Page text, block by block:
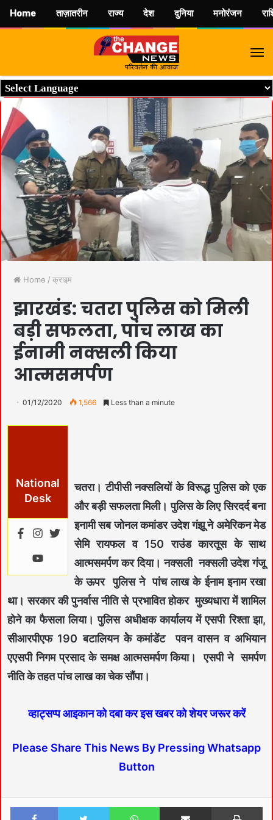
Home / क्राइम
झारखंड: चतरा पुलिस को मिली
बड़ी सफलता, पांच लाख का
ईनामी नक्सली किया
आत्मसमर्पण
01/12/2020 1,566 Less than a minute
National
Desk
चतरा। टीपीसी नक्सलियों के विरूद्ध पुलिस को एक
और बड़ी सफलता मिली। पुलिस के लिए सिरदर्द बना
इनामी सब जोनल कमांडर उदेश गंझू ने अमेरिकन मेड
सेमि रायफल व 150 राउंड कारतूस के साथ
आत्मसमर्पण कर दिया। नक्सली नक्सली उदेश गंजू
के ऊपर पुलिस ने पांच लाख के ईनाम इनाम रखा
था। सरकार की पुनर्वास नीति से प्रभावित होकर मुख्यधारा में शामिल
होने का फैसला लिया। पुलिस अधीक्षक कार्यालय में एसपी रिश्ता झा,
सीआरपीएफ 190 बटालियन केेेे कमांडेंट पवन वासन व अभियान
एएसपी निगम प्रसाद के समक्ष आत्मसमर्पण किया। एसपी ने समर्पण
नीति के तहत पांच लाख का चेक सौंपा।
व्हाट्सप्प आइकान को दबा कर इस खबर को शेयर जरूर करें
Please Share This News By Pressing Whatsapp
Button
Home ताज़ातरीन राज्य देश दुनिया मनोरंजन